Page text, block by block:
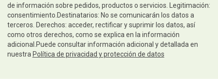
de información sobre pedidos, productos o servicios. Legitimación:
consentimiento.Destinatarios: No se comunicarán los datos a
terceros. Derechos: acceder, rectificar y suprimir los datos, así
como otros derechos, como se explica en la información
adicional.Puede consultar información adicional y detallada en
nuestra Política de privacidad y protección de datos